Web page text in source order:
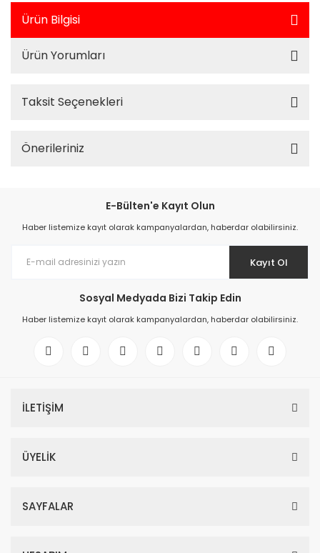
Ürün Bilgisi
Ürün Yorumları
Taksit Seçenekleri
Önerileriniz
E-Bülten'e Kayıt Olun
Haber listemize kayıt olarak kampanyalardan, haberdar olabilirsiniz.
Kayıt Ol
Sosyal Medyada Bizi Takip Edin
Haber listemize kayıt olarak kampanyalardan, haberdar olabilirsiniz.
İLETİŞİM
ÜYELİK
SAYFALAR